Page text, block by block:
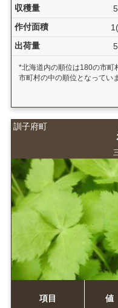
収穫量
作付面積
出荷量
*北海道内の順位は180の市町
市町村の中の順位となっていま
訓子府町
項目 値